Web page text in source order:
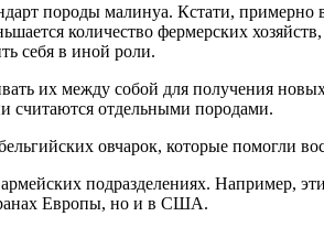
породы малинуа. Кстати, примерно
количество фермерских
себя в иной роли.
их между собой для получения
считаются отдельными породами.
овчарок, которые помогли
подразделениях. Например,
Европы, но и в США.